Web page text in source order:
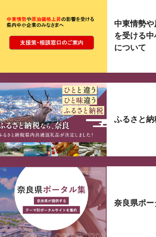
ここから最大3つずつ情報が表示され
中東情勢
を受ける中
について
ふるさと納
奈良県ポー